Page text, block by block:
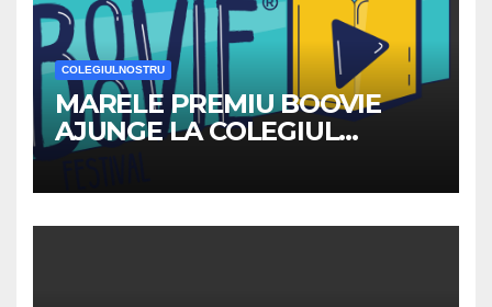
COLEGIULNOSTRU
MARELE PREMIU BOOVIE
AJUNGE LA COLEGIUL
NATIONAL ”TRAIAN”